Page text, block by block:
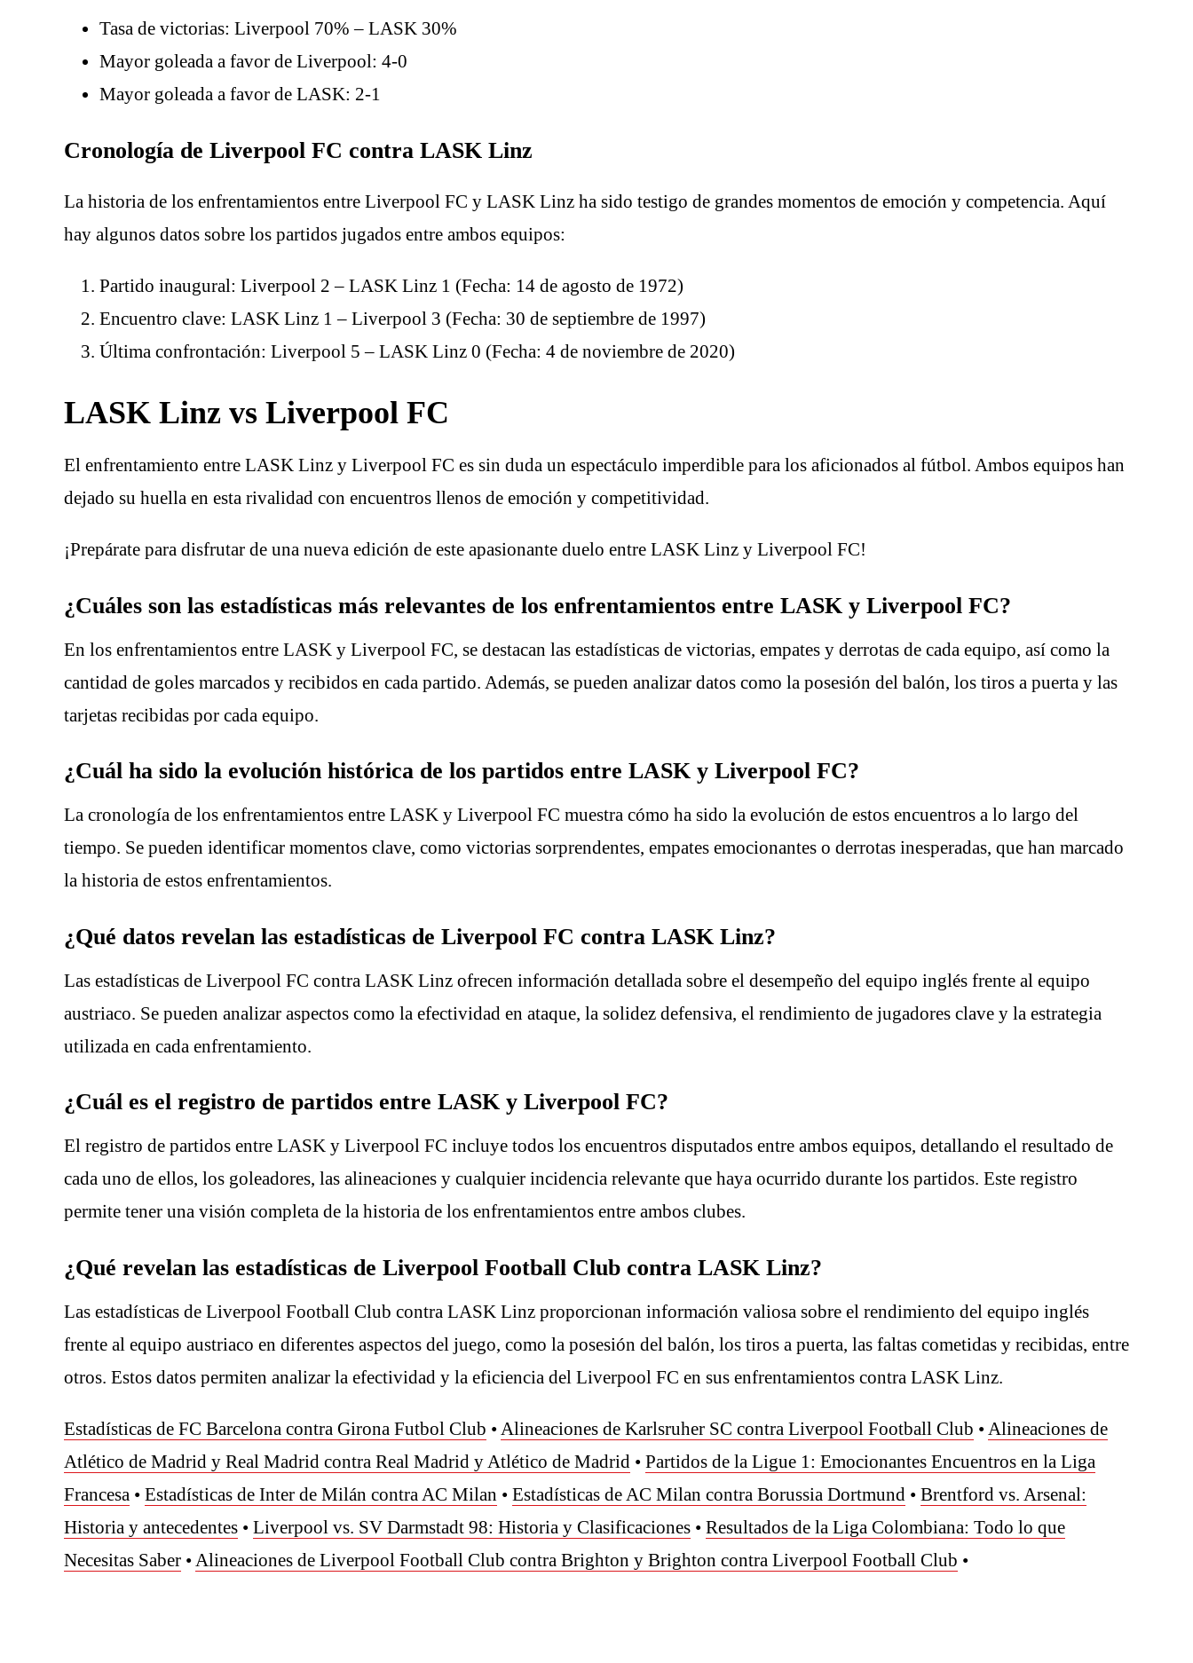
Tasa de victorias: Liverpool 70% – LASK 30%
Mayor goleada a favor de Liverpool: 4-0
Mayor goleada a favor de LASK: 2-1
Cronología de Liverpool FC contra LASK Linz
La historia de los enfrentamientos entre Liverpool FC y LASK Linz ha sido testigo de grandes momentos de emoción y competencia. Aquí
hay algunos datos sobre los partidos jugados entre ambos equipos:
Partido inaugural: Liverpool 2 – LASK Linz 1 (Fecha: 14 de agosto de 1972)
Encuentro clave: LASK Linz 1 – Liverpool 3 (Fecha: 30 de septiembre de 1997)
Última confrontación: Liverpool 5 – LASK Linz 0 (Fecha: 4 de noviembre de 2020)
LASK Linz vs Liverpool FC
El enfrentamiento entre LASK Linz y Liverpool FC es sin duda un espectáculo imperdible para los aficionados al fútbol. Ambos equipos han
dejado su huella en esta rivalidad con encuentros llenos de emoción y competitividad.
¡Prepárate para disfrutar de una nueva edición de este apasionante duelo entre LASK Linz y Liverpool FC!
¿Cuáles son las estadísticas más relevantes de los enfrentamientos entre LASK y Liverpool FC?
En los enfrentamientos entre LASK y Liverpool FC, se destacan las estadísticas de victorias, empates y derrotas de cada equipo, así como la
cantidad de goles marcados y recibidos en cada partido. Además, se pueden analizar datos como la posesión del balón, los tiros a puerta y las
tarjetas recibidas por cada equipo.
¿Cuál ha sido la evolución histórica de los partidos entre LASK y Liverpool FC?
La cronología de los enfrentamientos entre LASK y Liverpool FC muestra cómo ha sido la evolución de estos encuentros a lo largo del
tiempo. Se pueden identificar momentos clave, como victorias sorprendentes, empates emocionantes o derrotas inesperadas, que han marcado
la historia de estos enfrentamientos.
¿Qué datos revelan las estadísticas de Liverpool FC contra LASK Linz?
Las estadísticas de Liverpool FC contra LASK Linz ofrecen información detallada sobre el desempeño del equipo inglés frente al equipo
austriaco. Se pueden analizar aspectos como la efectividad en ataque, la solidez defensiva, el rendimiento de jugadores clave y la estrategia
utilizada en cada enfrentamiento.
¿Cuál es el registro de partidos entre LASK y Liverpool FC?
El registro de partidos entre LASK y Liverpool FC incluye todos los encuentros disputados entre ambos equipos, detallando el resultado de
cada uno de ellos, los goleadores, las alineaciones y cualquier incidencia relevante que haya ocurrido durante los partidos. Este registro
permite tener una visión completa de la historia de los enfrentamientos entre ambos clubes.
¿Qué revelan las estadísticas de Liverpool Football Club contra LASK Linz?
Las estadísticas de Liverpool Football Club contra LASK Linz proporcionan información valiosa sobre el rendimiento del equipo inglés
frente al equipo austriaco en diferentes aspectos del juego, como la posesión del balón, los tiros a puerta, las faltas cometidas y recibidas, entre
otros. Estos datos permiten analizar la efectividad y la eficiencia del Liverpool FC en sus enfrentamientos contra LASK Linz.
Estadísticas de FC Barcelona contra Girona Futbol Club • Alineaciones de Karlsruher SC contra Liverpool Football Club • Alineaciones de
Atlético de Madrid y Real Madrid contra Real Madrid y Atlético de Madrid • Partidos de la Ligue 1: Emocionantes Encuentros en la Liga
Francesa • Estadísticas de Inter de Milán contra AC Milan • Estadísticas de AC Milan contra Borussia Dortmund • Brentford vs. Arsenal:
Historia y antecedentes • Liverpool vs. SV Darmstadt 98: Historia y Clasificaciones • Resultados de la Liga Colombiana: Todo lo que
Necesitas Saber • Alineaciones de Liverpool Football Club contra Brighton y Brighton contra Liverpool Football Club •